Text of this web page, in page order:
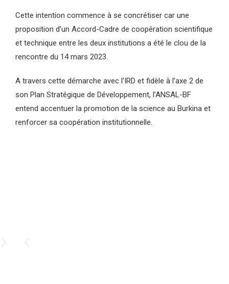
Cette intention commence à se concrétiser car une
proposition d’un Accord-Cadre de coopération scientifique
et technique entre les deux institutions a été le clou de la
rencontre du 14 mars 2023.
A travers cette démarche avec l’IRD et fidèle à l’axe 2 de
son Plan Stratégique de Développement, l’ANSAL-BF
entend accentuer la promotion de la science au Burkina et
renforcer sa coopération institutionnelle.